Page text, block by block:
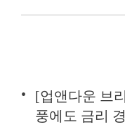
[업앤다운 브
풍에도 금리